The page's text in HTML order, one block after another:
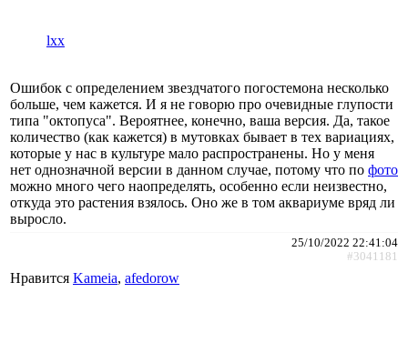
lxx
Ошибок с определением звездчатого погостемона несколько
больше, чем кажется. И я не говорю про очевидные глупости
типа "октопуса". Вероятнее, конечно, ваша версия. Да, такое
количество (как кажется) в мутовках бывает в тех вариациях,
которые у нас в культуре мало распространены. Но у меня
нет однозначной версии в данном случае, потому что по фото
можно много чего наопределять, особенно если неизвестно,
откуда это растения взялось. Оно же в том аквариуме вряд ли
выросло.
25/10/2022 22:41:04
#3041181
Нравится Kameia, afedorow